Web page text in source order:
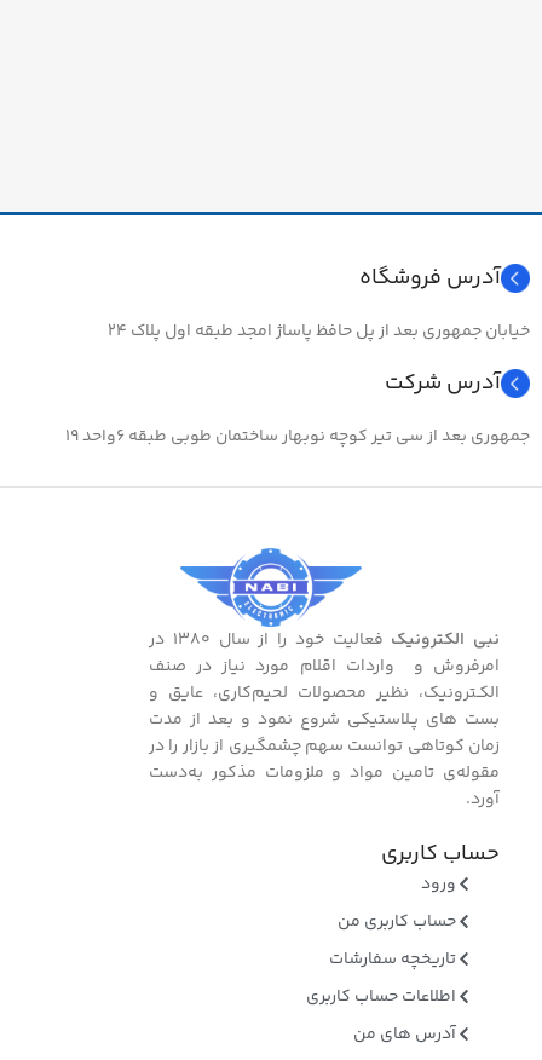
آدرس فروشگاه
خیابان جمهوری بعد از پل حافظ پاساژ امجد طبقه اول پلاک ۲۴
آدرس شرکت
جمهوری بعد از سی تیر کوچه نوبهار ساختمان طوبی طبقه ۶واحد ۱۹
نبی الکترونیک
فعالیت خود را از سال ۱۳۸۰ در
امرفروش و واردات اقلام مورد نیاز در صنف
الکـترونیک، نظیر محصولات لحیم‌کاری، عایق و
بست ‌های پـلاستیکی شروع نمود و بعد از مدت
زمان کوتاهی توانست سهم چشمگیری از بازار را در
مقوله‌ی تامین مواد و ملزومات مذکور به‌دست
آورد.
حساب کاربری
ورود
حساب کاربری من
تاریخچه سفارشات
اطلاعات حساب کاربری
آدرس های من